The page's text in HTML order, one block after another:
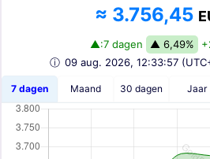
≈ 3.756,45
▲:7 dagen ▲ 6,49%
ⓘ 09 aug. 2026, 12:33:57
7 dagen Maand 30 dagen Jaar